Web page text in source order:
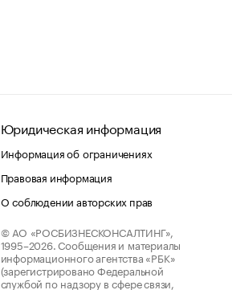
Юридическая информация
Информация об ограничениях
Правовая информация
О соблюдении авторских прав
© АО «РОСБИЗНЕСКОНСАЛТИНГ»,
1995–2026. Сообщения и материалы
информационного агентства «РБК»
(зарегистрировано Федеральной
службой по надзору в сфере связи,